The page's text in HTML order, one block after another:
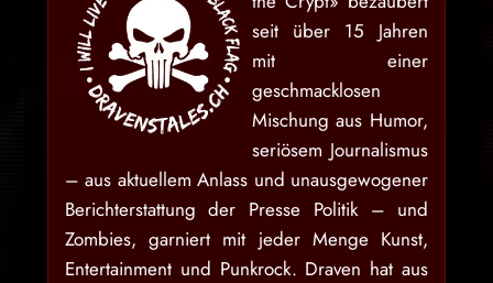
seit über 15 Jahren
mit einer
geschmacklosen
Mischung aus Humor,
seriösem Journalismus
– aus aktuellem Anlass und unausgewogener
Berichterstattung der Presse Politik – und
Zombies, garniert mit jeder Menge Kunst,
Entertainment und Punkrock. Draven hat aus